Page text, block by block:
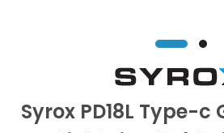
Syrox PD18L Type-c